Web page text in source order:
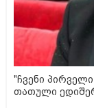
"ჩვენი
თათული